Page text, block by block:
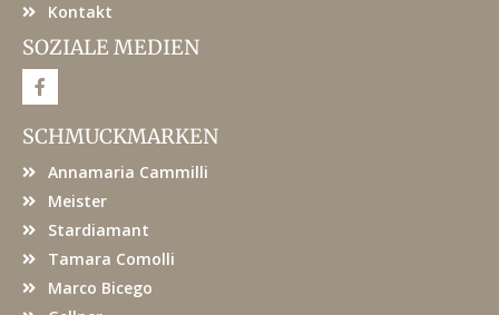
Kontakt
SOZIALE MEDIEN
F
a
e
b
o
SCHMUCKMARKEN
Annamaria Cammilli
Meister
Stardiamant
Tamara Comolli
Marco Bicego